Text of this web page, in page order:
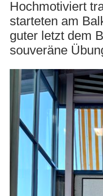
Hochmotiviert
starteten am
guter letzt dem
souveräne